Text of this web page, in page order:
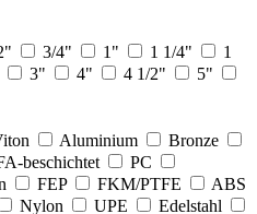
3/4" 1" 1 1/4"
1
3" 4" 4 1/2"
5"
Aluminium
Bronze
beschichtet
PC
FEP FKM/PTFE
ABS
Nylon UPE Edelstahl